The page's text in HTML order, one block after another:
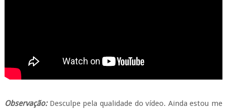
Observação:Desculpe pela qualidade do vídeo. Ainda estou me